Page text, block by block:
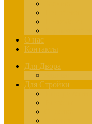
О нас
Контакты
Для Двора
Для Стройки